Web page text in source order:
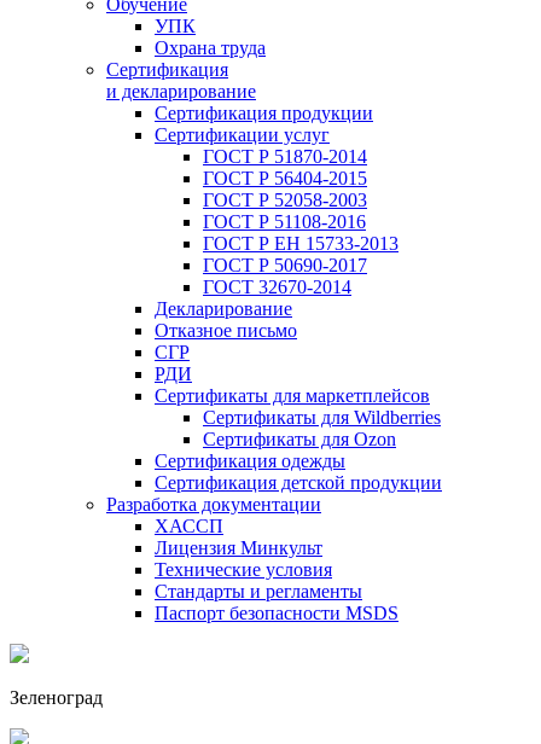
Обучение
УПК
Охрана труда
Сертификация
и декларирование
Сертификация продукции
Сертификации услуг
ГОСТ Р 51870-2014
ГОСТ Р 56404-2015
ГОСТ Р 52058-2003
ГОСТ Р 51108-2016
ГОСТ Р ЕН 15733-2013
ГОСТ Р 50690-2017
ГОСТ 32670-2014
Декларирование
Отказное письмо
СГР
РДИ
Сертификаты для маркетплейсов
Сертификаты для Wildberries
Сертификаты для Ozon
Сертификация одежды
Сертификация детской продукции
Разработка документации
ХАССП
Лицензия Минкульт
Технические условия
Стандарты и регламенты
Паспорт безопасности MSDS
Зеленоград